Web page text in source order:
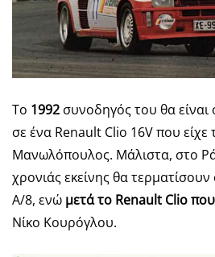
Το 1992 συνοδηγός του θα
σε ένα Renault Clio 16V που είχε
Μανωλόπουλος. Μάλιστα, στο
χρονιάς εκείνης θα
Α/8, ενώ μετά τo Renault Clio
Νίκο Κουρόγλου.